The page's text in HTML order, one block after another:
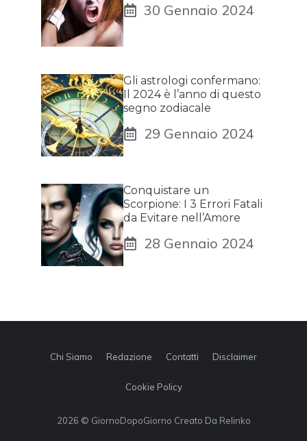
30 Gennaio 2024
Gli astrologi confermano:
Il 2024 è l’anno di questo
segno zodiacale
29 Gennaio 2024
Conquistare un
Scorpione: I 3 Errori Fatali
da Evitare nell’Amore
28 Gennaio 2024
Chi Siamo Redazione Contatti Disclaimer
Cookie Policy
2026 © GiornoDopoGiorno Creato Da Relinko